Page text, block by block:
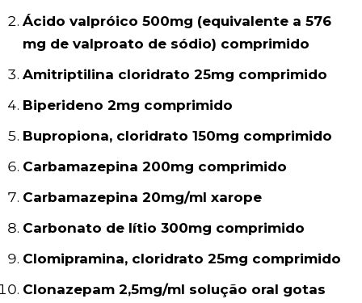
Ácido valpróico 500mg (equivalente a 576
mg de valproato de sódio) comprimido
Amitriptilina cloridrato 25mg comprimido
Biperideno 2mg comprimido
Bupropiona, cloridrato 150mg comprimido
Carbamazepina 200mg comprimido
Carbamazepina 20mg/ml xarope
Carbonato de lítio 300mg comprimido
Clomipramina, cloridrato 25mg comprimido
Clonazepam 2,5mg/ml solução oral gotas